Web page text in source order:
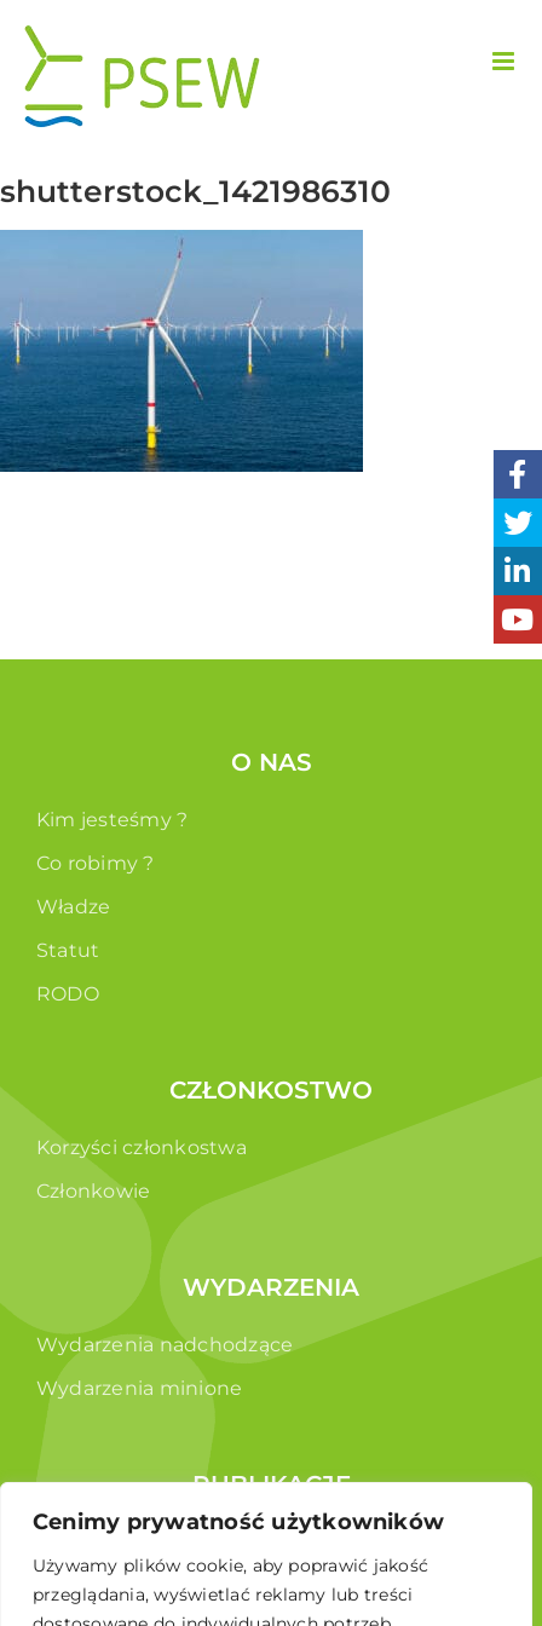
Cenimy prywatność użytkowników
Używamy plików cookie, aby poprawić jakość
przeglądania, wyświetlać reklamy lub treści
zawartości
shutterstock_1421986310
O NAS
Kim jesteśmy ?
Co robimy ?
Władze
Statut
RODO
CZŁONKOSTWO
Korzyści członkostwa
Członkowie
WYDARZENIA
Wydarzenia nadchodzące
Wydarzenia minione
PUBLIKACJE
Raporty
Broszura edukacyjna